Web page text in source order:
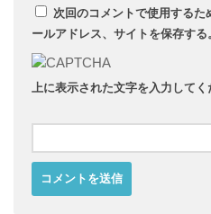
次回のコメントで使用するた
ールアドレス、サイトを保存する
上に表示された文字を入力してく